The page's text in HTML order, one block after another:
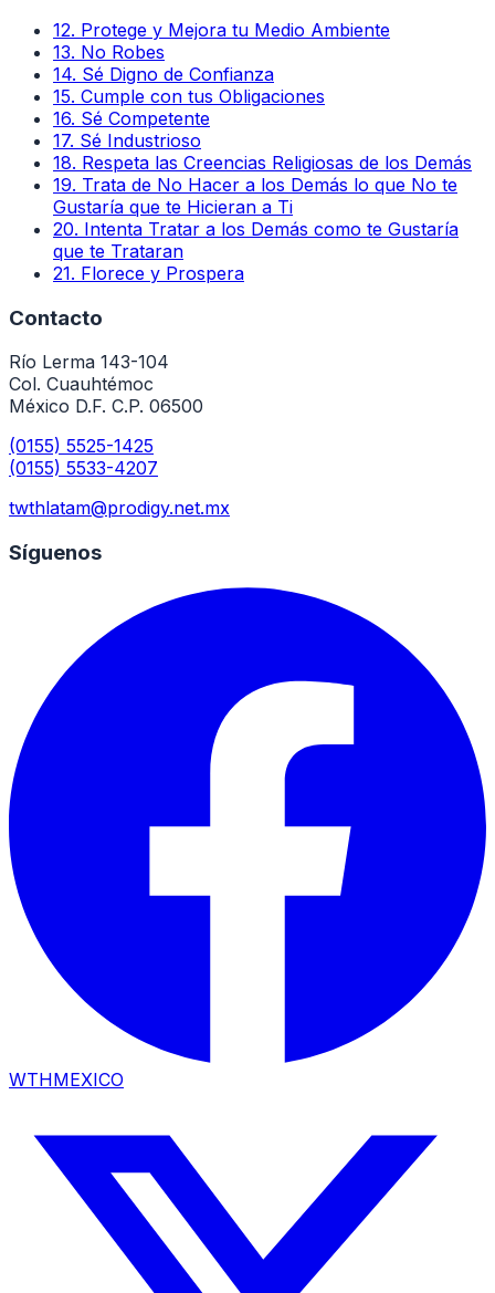
12. Protege y Mejora tu Medio Ambiente
13. No Robes
14. Sé Digno de Confianza
15. Cumple con tus Obligaciones
16. Sé Competente
17. Sé Industrioso
18. Respeta las Creencias Religiosas de los Demás
19. Trata de No Hacer a los Demás lo que No te
Gustaría que te Hicieran a Ti
20. Intenta Tratar a los Demás como te Gustaría
que te Trataran
21. Florece y Prospera
Contacto
Río Lerma 143-104
Col. Cuauhtémoc
México D.F. C.P. 06500
(0155) 5525-1425
(0155) 5533-4207
twthlatam@prodigy.net.mx
Síguenos
WTHMEXICO